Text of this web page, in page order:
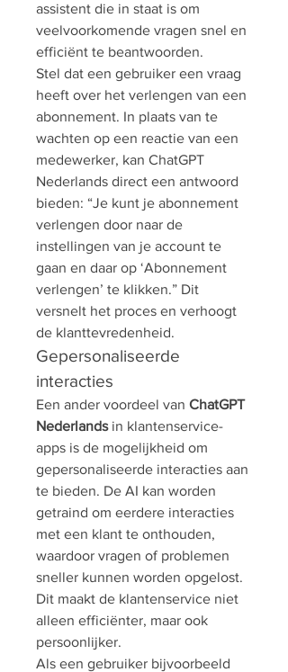
assistent die in staat is om
veelvoorkomende vragen snel en
efficiënt te beantwoorden.
Stel dat een gebruiker een vraag
heeft over het verlengen van een
abonnement. In plaats van te
wachten op een reactie van een
medewerker, kan ChatGPT
Nederlands direct een antwoord
bieden: “Je kunt je abonnement
verlengen door naar de
instellingen van je account te
gaan en daar op ‘Abonnement
verlengen’ te klikken.” Dit
versnelt het proces en verhoogt
de klanttevredenheid.
Gepersonaliseerde
interacties
Een ander voordeel van ChatGPT
Nederlands in klantenservice-
apps is de mogelijkheid om
gepersonaliseerde interacties aan
te bieden. De AI kan worden
getraind om eerdere interacties
met een klant te onthouden,
waardoor vragen of problemen
sneller kunnen worden opgelost.
Dit maakt de klantenservice niet
alleen efficiënter, maar ook
persoonlijker.
Als een gebruiker bijvoorbeeld